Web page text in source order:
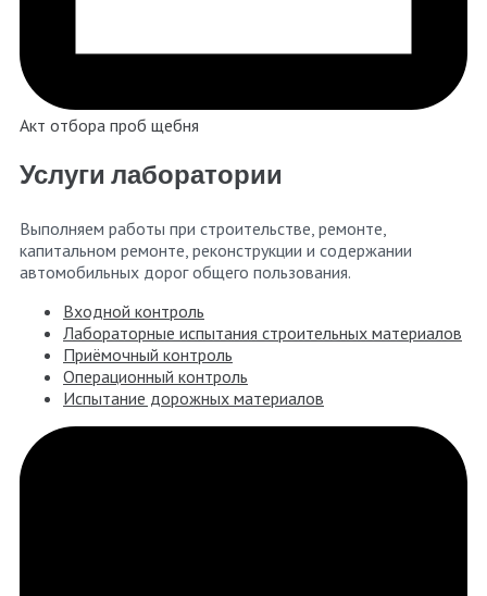
Акт отбора проб щебня
Услуги лаборатории
Выполняем работы при строительстве, ремонте,
капитальном ремонте, реконструкции и содержании
автомобильных дорог общего пользования.
Входной контроль
Лабораторные испытания строительных материалов
Приёмочный контроль
Операционный контроль
Испытание дорожных материалов